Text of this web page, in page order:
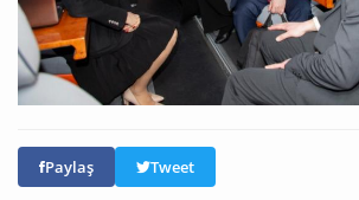
Paylaş Tweet